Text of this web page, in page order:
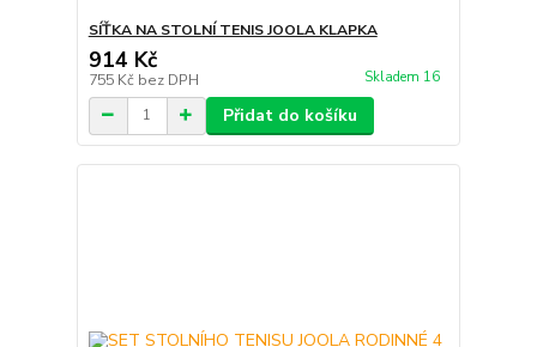
SÍŤKA NA STOLNÍ TENIS JOOLA KLAPKA
914 Kč
755 Kč bez DPH Skladem 16
Přidat do košíku